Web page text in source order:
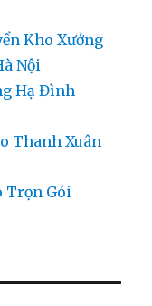
Kho Xưởng
Nội
Hạ Đình
Thanh Xuân
Trọn Gói